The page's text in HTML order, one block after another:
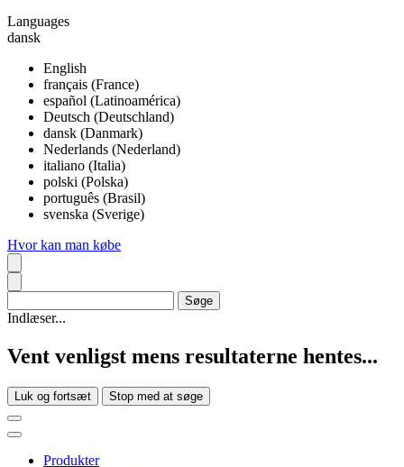
Languages
dansk
English
français (France)
español (Latinoamérica)
Deutsch (Deutschland)
dansk (Danmark)
Nederlands (Nederland)
italiano (Italia)
polski (Polska)
português (Brasil)
svenska (Sverige)
Hvor kan man købe
Indlæser...
Vent venligst mens resultaterne hentes...
Luk og fortsæt Stop med at søge
Produkter